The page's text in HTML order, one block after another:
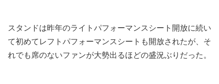
スタンドは昨年のライトパフォーマンスシート開放に続い
て初めてレフトパフォーマンスシートも開放されたが、そ
れでも席のないファンが大勢出るほどの盛況ぶりだった。